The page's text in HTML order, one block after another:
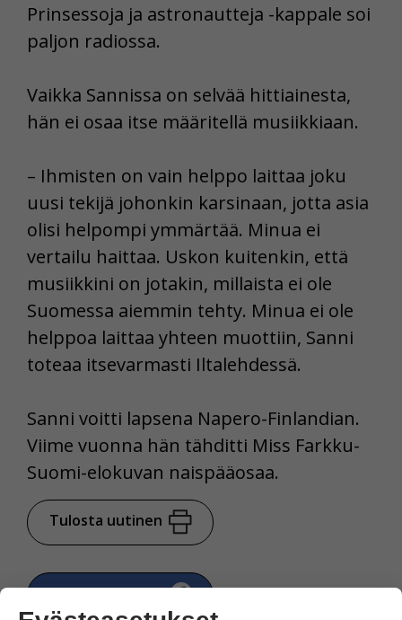
Prinsessoja ja astronautteja -kappale soi
paljon radiossa.
Vaikka Sannissa on selvää hittiainesta,
hän ei osaa itse määritellä musiikkiaan.
– Ihmisten on vain helppo laittaa joku
uusi tekijä johonkin karsinaan, jotta asia
olisi helpompi ymmärtää. Minua ei
vertailu haittaa. Uskon kuitenkin, että
musiikkini on jotakin, millaista ei ole
Suomessa aiemmin tehty. Minua ei ole
helppoa laittaa yhteen muottiin, Sanni
toteaa itsevarmasti Iltalehdessä.
Sanni voitti lapsena Napero-Finlandian.
Viime vuonna hän tähditti Miss Farkku-
Suomi-elokuvan naispääosaa.
Tulosta uutinen
Jaa Facebookissa